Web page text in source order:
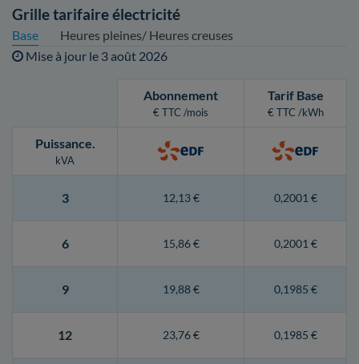
Grille tarifaire électricité
Base
Heures pleines/ Heures creuses
Mise à jour le 3 août 2026
Abonnement
€ TTC /mois
Tarif Base
€ TTC /kWh
Puissance.
kVA
3 12,13 € 0,2001 €
6 15,86 € 0,2001 €
9 19,88 € 0,1985 €
12 23,76 € 0,1985 €